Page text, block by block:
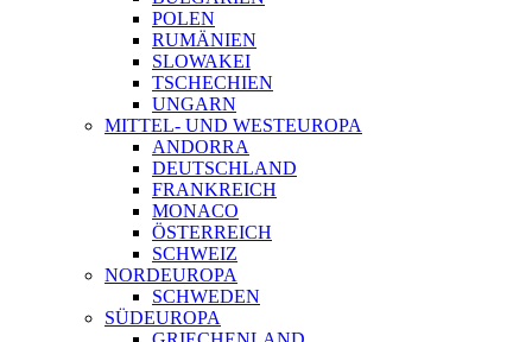
POLEN
RUMÄNIEN
SLOWAKEI
TSCHECHIEN
UNGARN
MITTEL- UND WESTEUROPA
ANDORRA
DEUTSCHLAND
FRANKREICH
MONACO
ÖSTERREICH
SCHWEIZ
NORDEUROPA
SCHWEDEN
SÜDEUROPA